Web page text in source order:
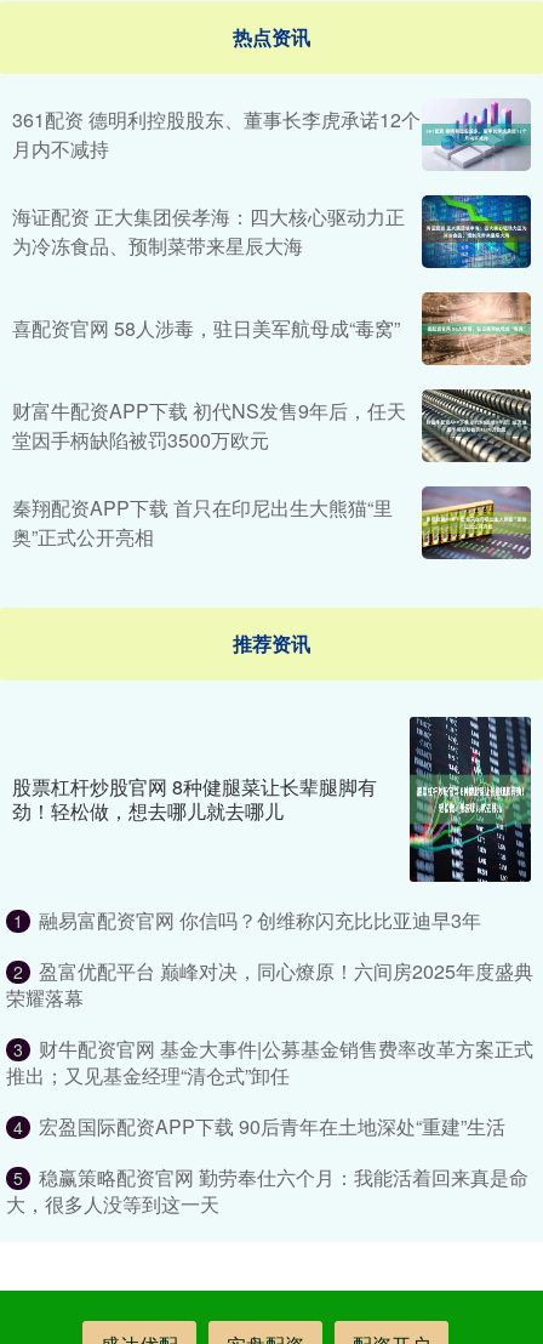
热点资讯
361配资 德明利控股股东、董事长李虎承诺12个
月内不减持
海证配资 正大集团侯孝海：四大核心驱动力正
为冷冻食品、预制菜带来星辰大海
喜配资官网 58人涉毒，驻日美军航母成“毒窝”
财富牛配资APP下载 初代NS发售9年后，任天
堂因手柄缺陷被罚3500万欧元
秦翔配资APP下载 首只在印尼出生大熊猫“里
奥”正式公开亮相
推荐资讯
股票杠杆炒股官网 8种健腿菜让长辈腿脚有
劲！轻松做，想去哪儿就去哪儿
1 融易富配资官网 你信吗？创维称闪充比比亚迪早3年
2
盈富优配平台 巅峰对决，同心燎原！六间房2025年度盛典
荣耀落幕
3
财牛配资官网 基金大事件|公募基金销售费率改革方案正式
推出；又见基金经理“清仓式”卸任
4 宏盈国际配资APP下载 90后青年在土地深处“重建”生活
5
稳赢策略配资官网 勤劳奉仕六个月：我能活着回来真是命
大，很多人没等到这一天